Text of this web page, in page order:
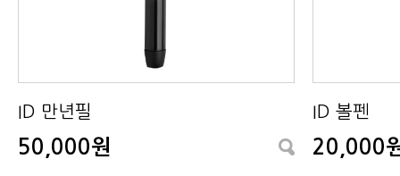
ID 만년필
50,000원
ID 볼펜
20,000